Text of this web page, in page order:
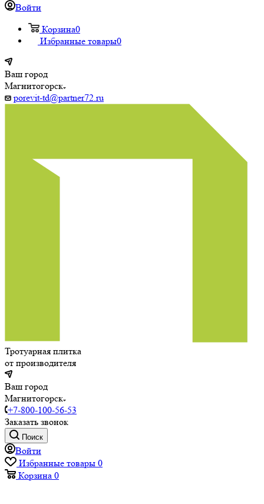
Войти
Корзина0
Избранные товары0
Ваш город
Магнитогорск
porevit-td@partner72.ru
Тротуарная плитка
от производителя
Ваш город
Магнитогорск
+7-800-100-56-53
Заказать звонок
Поиск
Войти
Избранные товары 0
Корзина 0